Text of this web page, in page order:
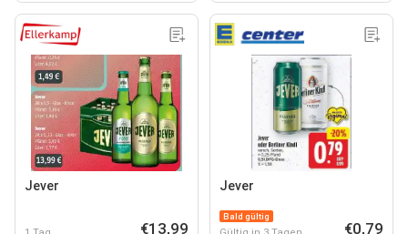
Jever
€13,99
Jever
Bald gültig
€0,79